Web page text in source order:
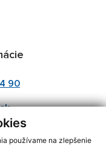
používame na zlepšenie
90